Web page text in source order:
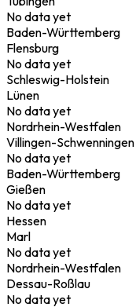
No data yet
Baden-Württemberg
Flensburg
No data yet
Schleswig-Holstein
Lünen
No data yet
Nordrhein-Westfalen
Villingen-Schwenningen
No data yet
Baden-Württemberg
Gießen
No data yet
Hessen
Marl
No data yet
Nordrhein-Westfalen
Dessau-Roßlau
No data yet